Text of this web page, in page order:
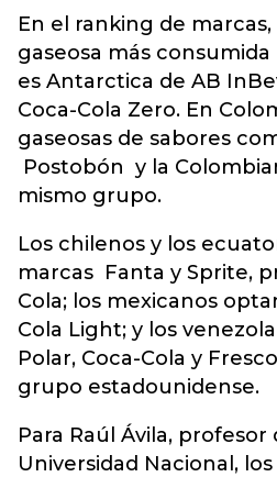
En el ranking de
gaseosa más
es Antarctica de AB
Coca-Cola Zero. En
gaseosas de sabores
Postobón y la
mismo grupo.
Los chilenos y los
marcas Fanta y Sprite,
Cola; los mexicanos
Cola Light; y los
Polar, Coca-Cola y
grupo estadounidense.
Para Raúl Ávila,
Universidad Nacional,